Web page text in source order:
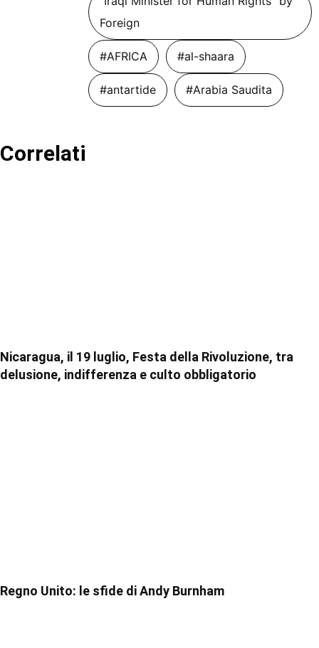
Foreign
#AFRICA #al-shaara
#antartide #Arabia Saudita
Correlati
Nicaragua, il 19 luglio, Festa della Rivoluzione, tra
delusione, indifferenza e culto obbligatorio
Regno Unito: le sfide di Andy Burnham